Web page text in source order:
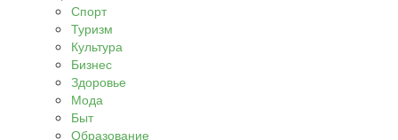
Спорт
Туризм
Культура
Бизнес
Здоровье
Мода
Быт
Образование